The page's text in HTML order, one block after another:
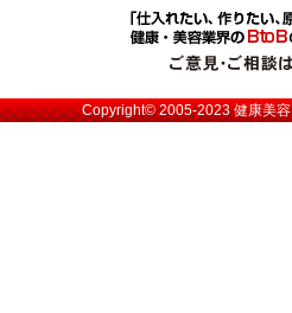
Copyright© 2005-2023健康美